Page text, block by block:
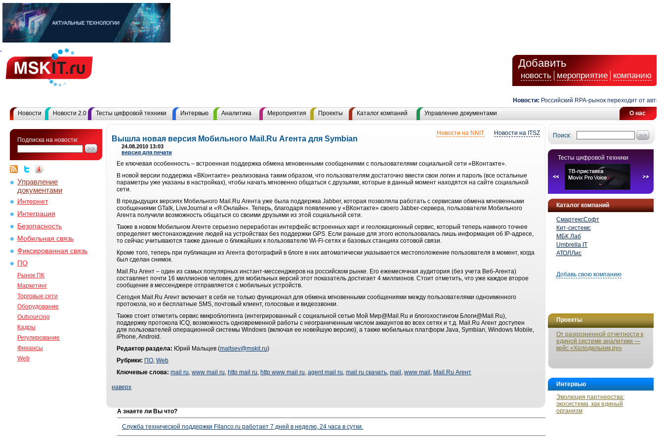
Добавить
новость мероприятие компанию
Новости: Российский RPA-рынок переходит от
О нас
Новости Новости 2.0 Тесты цифровой техники Интервью Аналитика Мероприятия Проекты Каталог компаний Управление документами
Подписка на новости:
Управление
документами
Интернет
Интеграция
Безопасность
Мобильная связь
Фиксированная связь
ПО
Рынок ПК
Маркетинг
Торговые сети
Оборудование
Outsourcing
Кадры
Регулирование
Финансы
Web
Поиск:
Тесты цифровой техники
Каталог компаний
СмартексСофт
Кит-системс
МБК Лаб
Umbrella IT
АТОЛЛис
Добавь свою компанию
Проекты
От разрозненной отчетности к
единой системе аналитики —
кейс «Холодильник.ру»
Интервью
Эволюция партнерства:
экосистема, как единый
организм
Новости на ITSZ
Новости на NNIT
Вышла новая версия Мобильного Mail.Ru Агента для Symbian
24.08.2010 13:03
версия для печати
Ее ключевая особенность – встроенная поддержка обмена мгновенными сообщениями с пользователями социальной сети «ВКонтакте».
В новой версии поддержка «ВКонтакте» реализована таким образом, что пользователям достаточно ввести свои логин и пароль (все остальные
параметры уже указаны в настройках), чтобы начать мгновенно общаться с друзьями, которые в данный момент находятся на сайте социальной
сети.
В предыдущих версиях Мобильного Mail.Ru Агента уже была поддержка Jabber, которая позволяла работать с сервисами обмена мгновенными
сообщениями GTalk, LiveJournal и «Я.Онлайн». Теперь, благодаря появлению у «ВКонтакте» своего Jabber-сервера, пользователи Мобильного
Агента получили возможность общаться со своими друзьями из этой социальной сети.
Также в новом Мобильном Агенте серьезно переработан интерфейс встроенных карт и геолокационный сервис, который теперь намного точнее
определяет местонахождение людей на устройствах без поддержки GPS. Если раньше для этого использовалась лишь информация об IP-адресе,
то сейчас учитываются также данные о ближайших к пользователю Wi-Fi-сетях и базовых станциях сотовой связи.
Кроме того, теперь при публикации из Агента фотографий в блоге в них автоматически указывается местоположение пользователя в момент, когда
был сделан снимок.
Mail.Ru Агент – один из самых популярных инстант-мессенджеров на российском рынке. Его ежемесячная аудитория (без учета Веб-Агента)
составляет почти 16 миллионов человек, для мобильных версий этот показатель достигает 4 миллионов. Стоит отметить, что уже каждое второе
сообщение в мессенджере отправляется с мобильных устройств.
Сегодня Mail.Ru Агент включает в себя не только функционал для обмена мгновенными сообщениями между пользователями одноименного
протокола, но и бесплатные SMS, почтовый клиент, голосовые и видеозвонки.
Также стоит отметить сервис микроблоггинга (интегрированный с социальной сетью Мой Мир@Mail.Ru и блогохостингом Блоги@Mail.Ru),
поддержку протокола ICQ, возможность одновременной работы с неограниченным числом аккаунтов во всех сетях и т.д. Mail.Ru Агент доступен
для пользователей операционной системы Windows (включая ее новейшую версию), а также мобильных платформ Java, Symbian, Windows Mobile,
iPhone, Android.
Редактор раздела: Юрий Мальцев (maltsev@mskit.ru)
Рубрики: ПО, Web
Ключевые слова: mail ru, www mail ru, http mail ru, http www mail ru, agent mail ru, mail ru скачать, mail , www mail , Mail.Ru Агент
наверх
А знаете ли Вы что?
Служба технической поддержки Filanco.ru работает 7 дней в неделю, 24 часа в сутки.